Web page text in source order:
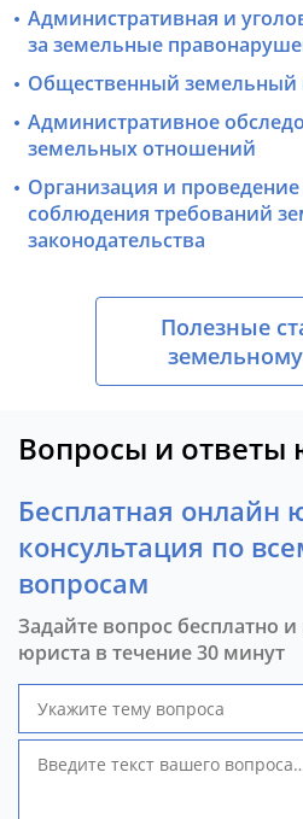
Административная и
за земельные
Общественный земельный
Административное
земельных отношений
Организация и
соблюдения требований
законодательства
Полезные
Вопросы и ответы
Бесплатная онлайн
консультация по
вопросам
Задайте вопрос бесплатно
юриста в течение 30 минут